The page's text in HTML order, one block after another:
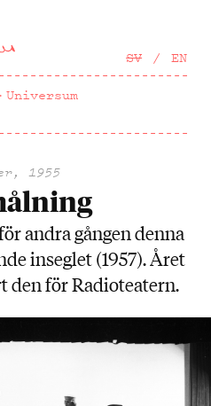
SV EN
Universum
1955
andra gången denna
inseglet (1957). Året
den för Radioteatern.